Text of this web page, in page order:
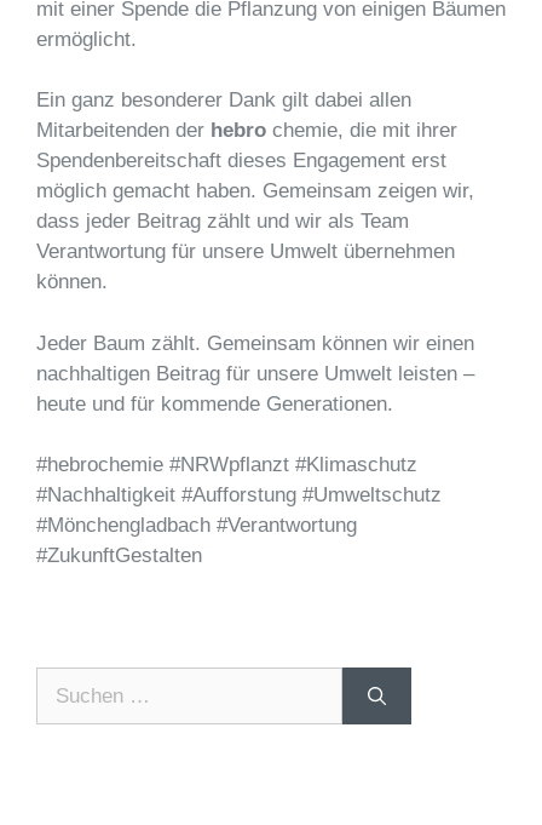
mit einer Spende die Pflanzung von einigen Bäumen
ermöglicht.
Ein ganz besonderer Dank gilt dabei allen
Mitarbeitenden der hebro chemie, die mit ihrer
Spendenbereitschaft dieses Engagement erst
möglich gemacht haben. Gemeinsam zeigen wir,
dass jeder Beitrag zählt und wir als Team
Verantwortung für unsere Umwelt übernehmen
können.
Jeder Baum zählt. Gemeinsam können wir einen
nachhaltigen Beitrag für unsere Umwelt leisten –
heute und für kommende Generationen.
#hebrochemie #NRWpflanzt #Klimaschutz
#Nachhaltigkeit #Aufforstung #Umweltschutz
#Mönchengladbach #Verantwortung
#ZukunftGestalten